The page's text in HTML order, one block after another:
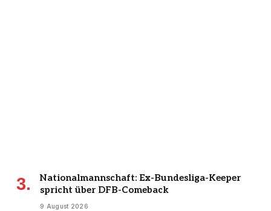
Nationalmannschaft: Ex-Bundesliga-Keeper
spricht über DFB-Comeback
9 August 2026